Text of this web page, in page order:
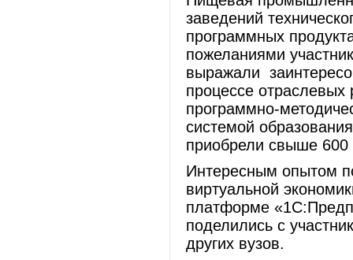
заведений
программных
пожеланиями
выражали
процессе
программно-
системой
приобрели свыше 600
Интересным опытом
виртуальной
платформе
поделились с
других вузов.